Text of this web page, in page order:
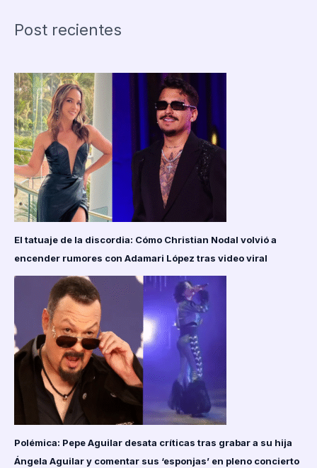
2025
ante
México
Post recientes
El tatuaje de la discordia: Cómo Christian Nodal volvió a
encender rumores con Adamari López tras video viral
Polémica: Pepe Aguilar desata críticas tras grabar a su hija
Ángela Aguilar y comentar sus ‘esponjas’ en pleno concierto